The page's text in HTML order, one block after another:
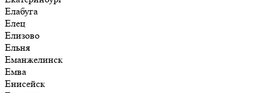
Елабуга
Елец
Елизово
Ельня
Еманжелинск
Емва
Енисейск